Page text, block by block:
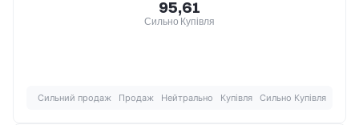
95,61
Сильно Купівля
Сильний продаж Продаж Нейтрально Купівля Сильно Купівля